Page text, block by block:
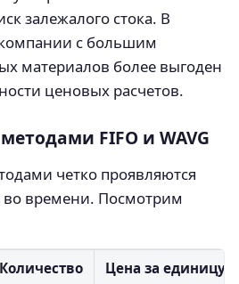
залежалого стока. В
с большим
материалов более выгоден
ценовых расчетов.
FIFO и WAVG
четко проявляются
времени. Посмотрим
Количество Цена за единицу